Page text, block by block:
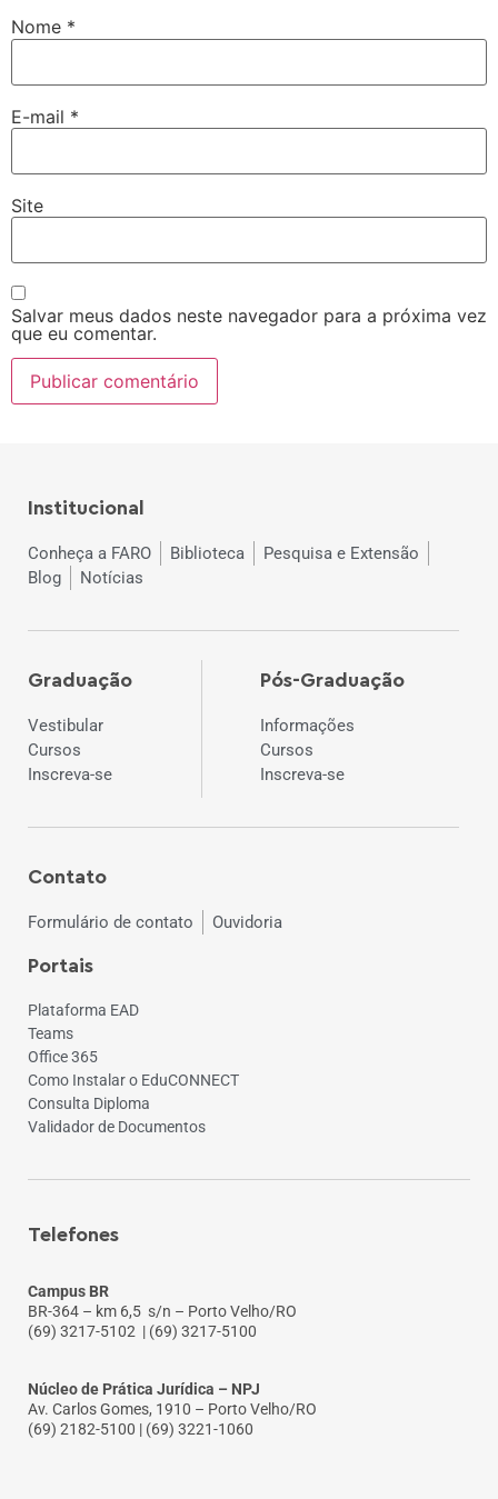
Nome *
E-mail *
Site
Salvar meus dados neste navegador para a próxima vez
que eu comentar.
Institucional
Conheça a FARO Biblioteca
Pesquisa e Extensão
Blog
Notícias
Graduação
Vestibular
Cursos
Inscreva-se
Pós-Graduação
Informações
Cursos
Inscreva-se
Contato
Formulário de contato Ouvidoria
Portais
Plataforma EAD
Teams
Office 365
Como Instalar o EduCONNECT
Consulta Diploma
Validador de Documentos
Telefones
Campus BR
BR-364 – km 6,5 s/n – Porto Velho/RO
(69) 3217-5102 | (69) 3217-5100
Núcleo de Prática Jurídica – NPJ
Av. Carlos Gomes, 1910 – Porto Velho/RO
(69) 2182-5100 | (69) 3221-1060